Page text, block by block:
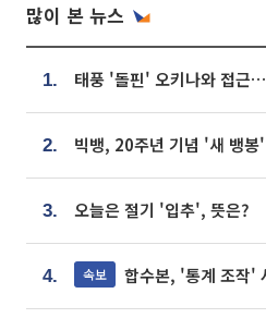
많이 본 뉴스
1.
2.
3. 오늘은 절기 '입추', 뜻은?
4. 속보 합수본, '통계 조작' 서울·경기